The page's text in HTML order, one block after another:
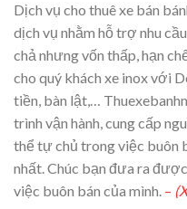
Dịch vụ cho thuê xe bán
dịch vụ nhằm hỗ trợ nhu
chả nhưng vốn thấp, hạn
cho quý khách xe inox với
tiền, bàn lật,…
trình vận hành, cung cấp
thể tự chủ trong việc buôn
nhất. Chúc bạn đưa ra
việc buôn bán của mình. –